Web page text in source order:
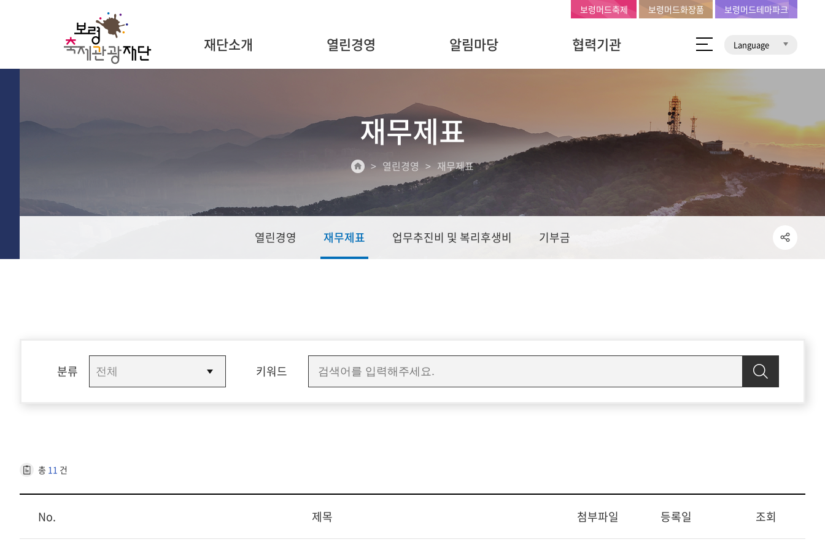
재단소개 열린경영 알림마당 협력기관 Language
보령머드축제 보령머드화장품 보령머드테마파크
재무제표
열린경영 재무제표
열린경영 재무제표 업무추진비 및 복리후생비 기부금
분류 키워드
총 11 건
No. 제목 첨부파일 등록일 조회